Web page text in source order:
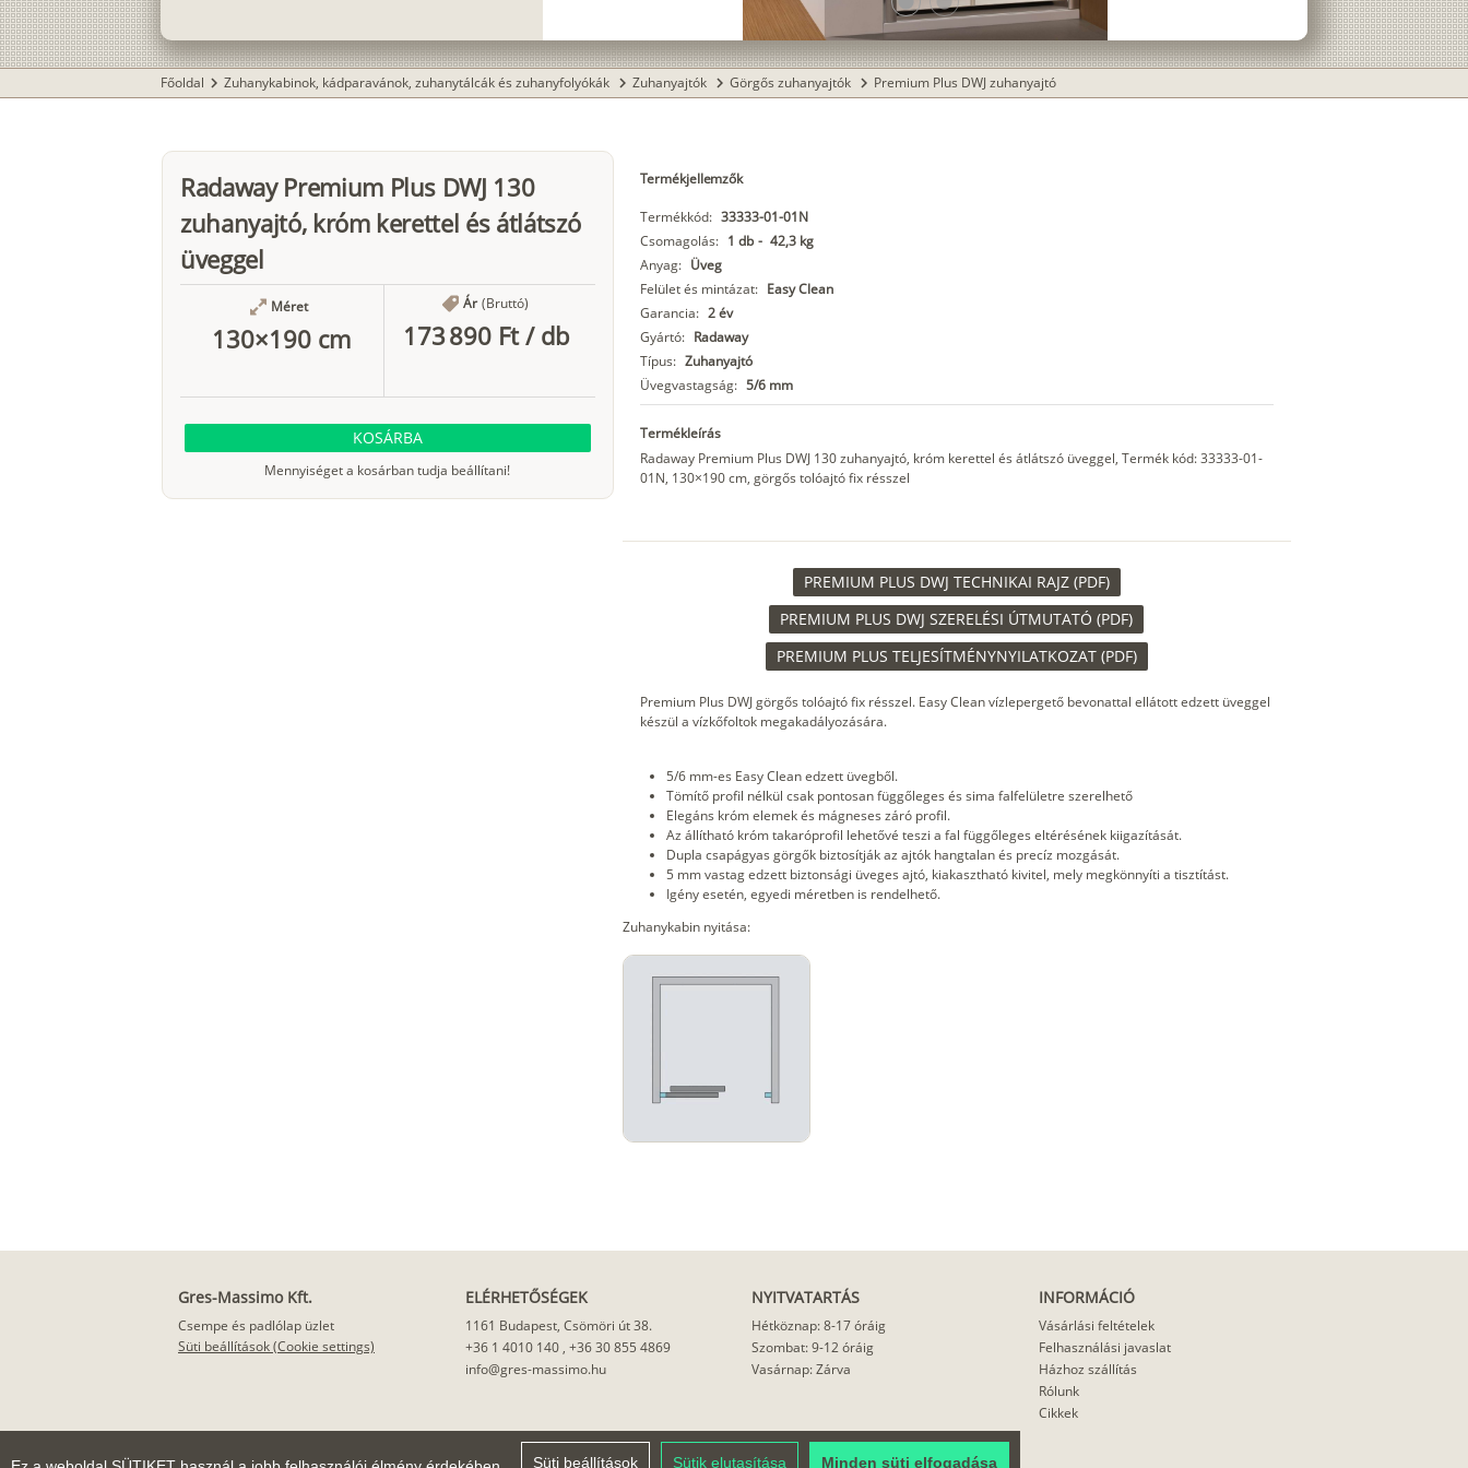
Süti beállítások Sütik elutasítása Minden süti elfogadása
Főoldal chevron_right Zuhanykabinok, kádparavánok, zuhanytálcák és zuhanyfolyókák chevron_right Zuhanyajtók chevron_right Görgős zuhanyajtók chevron_right Premium Plus DWJ zuhanyajtó
Radaway Premium Plus DWJ 130
zuhanyajtó, króm kerettel és átlátszó
üveggel
Méret
130×190 cm
Ár (Bruttó)
173 890 Ft/ db
KOSÁRBA
Mennyiséget a kosárban tudja beállítani!
Termékjellemzők
Termékkód: 33333-01-01N
Csomagolás: 1 db - 42,3 kg
Anyag: Üveg
Felület és mintázat: Easy Clean
Garancia: 2 év
Gyártó: Radaway
Típus: Zuhanyajtó
Üvegvastagság: 5/6 mm
Termékleírás
Radaway Premium Plus DWJ 130 zuhanyajtó, króm kerettel és átlátszó üveggel, Termék kód: 33333-01-
01N, 130×190 cm, görgős tolóajtó fix résszel
PREMIUM PLUS DWJ TECHNIKAI RAJZ (PDF)
PREMIUM PLUS DWJ SZERELÉSI ÚTMUTATÓ (PDF)
PREMIUM PLUS TELJESÍTMÉNYNYILATKOZAT (PDF)
Premium Plus DWJ görgős tolóajtó fix résszel. Easy Clean vízlepergető bevonattal ellátott edzett üveggel
készül a vízkőfoltok megakadályozására.
5/6 mm-es Easy Clean edzett üvegből.
Tömítő profil nélkül csak pontosan függőleges és sima falfelületre szerelhető
Elegáns króm elemek és mágneses záró profil.
Az állítható króm takaróprofil lehetővé teszi a fal függőleges eltérésének kiigazítását.
Dupla csapágyas görgők biztosítják az ajtók hangtalan és precíz mozgását.
5 mm vastag edzett biztonsági üveges ajtó, kiakasztható kivitel, mely megkönnyíti a tisztítást.
Igény esetén, egyedi méretben is rendelhető.
Zuhanykabin nyitása:
Gres-Massimo Kft.
Csempe és padlólap üzlet
Süti beállítások (Cookie settings)
ELÉRHETŐSÉGEK
1161 Budapest, Csömöri út 38.
+36 1 4010 140, +36 30 855 4869
info@gres-massimo.hu
NYITVATARTÁS
Hétköznap: 8-17 óráig
Szombat: 9-12 óráig
Vasárnap: Zárva
INFORMÁCIÓ
Vásárlási feltételek
Felhasználási javaslat
Házhoz szállítás
Rólunk
Cikkek